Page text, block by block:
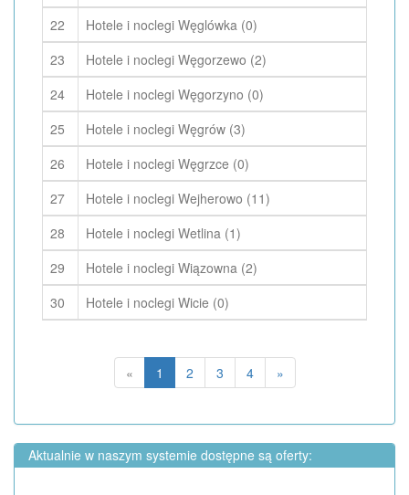
22
Hotele i noclegi Węglówka (0)
23
Hotele i noclegi Węgorzewo (2)
24
Hotele i noclegi Węgorzyno (0)
25
Hotele i noclegi Węgrów (3)
26
Hotele i noclegi Węgrzce (0)
27
Hotele i noclegi Wejherowo (11)
28
Hotele i noclegi Wetlina (1)
29
Hotele i noclegi Wiązowna (2)
30
Hotele i noclegi Wicie (0)
« 1 2 3 4 »
Aktualnie w naszym systemie dostępne są oferty: